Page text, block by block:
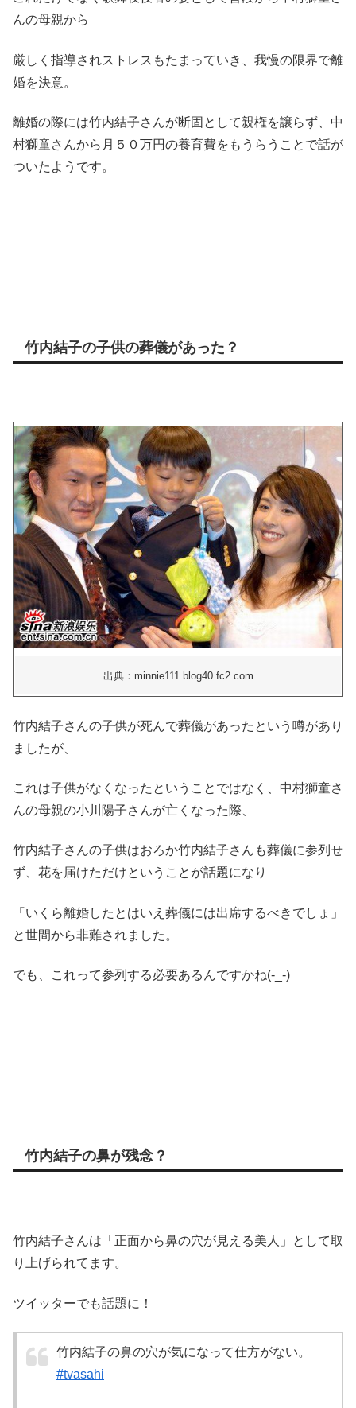
んの母親から
厳しく指導されストレスもたまっていき、我慢の限界で離
婚を決意。
離婚の際には竹内結子さんが断固として親権を譲らず、中
村獅童さんから月５０万円の養育費をもうらうことで話が
ついたようです。
竹内結子の子供の葬儀があった？
出典：minnie111.blog40.fc2.com
竹内結子さんの子供が死んで葬儀があったという噂があり
ましたが、
これは子供がなくなったということではなく、中村獅童さ
んの母親の小川陽子さんが亡くなった際、
竹内結子さんの子供はおろか竹内結子さんも葬儀に参列せ
ず、花を届けただけということが話題になり
「いくら離婚したとはいえ葬儀には出席するべきでしょ」
と世間から非難されました。
でも、これって参列する必要あるんですかね(-_-)
竹内結子の鼻が残念？
竹内結子さんは「正面から鼻の穴が見える美人」として取
り上げられてます。
ツイッターでも話題に！
竹内結子の鼻の穴が気になって仕方がない。
#tvasahi